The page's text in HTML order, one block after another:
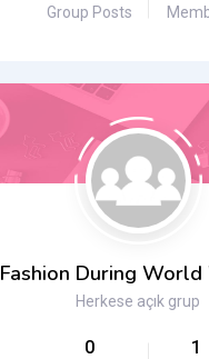
Group Posts
Fashion During World
Herkese açık grup
0 1